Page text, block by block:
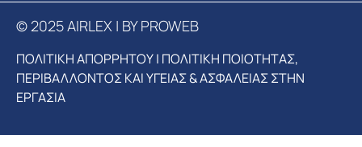
© 2025 AIRLEX | BY PROWEB
ΠΟΛΙΤΙΚΗ ΑΠΟΡΡΗΤΟΥ| ΠΟΛΙΤΙΚΗ ΠΟΙΟΤΗΤΑΣ,
ΠΕΡΙΒΑΛΛΟΝΤΟΣ ΚΑΙ ΥΓΕΙΑΣ & ΑΣΦΑΛΕΙΑΣ ΣΤΗΝ
ΕΡΓΑΣΙΑ